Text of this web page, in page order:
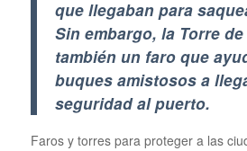
que llegaban para
Sin embargo, la Torre
también un faro que
buques amistosos a
seguridad al puerto.
Faros y torres para proteger a las